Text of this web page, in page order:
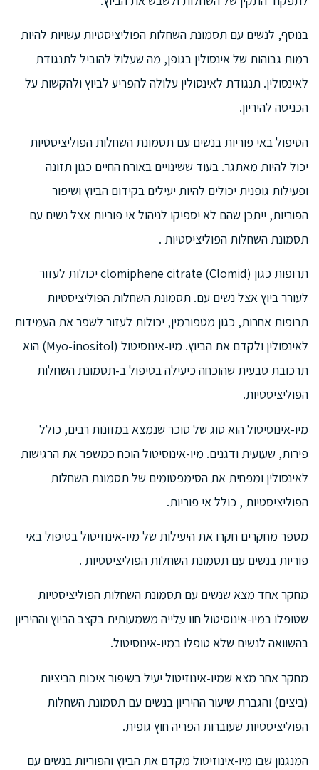
בנוסף, לנשים עם תסמונת השחלות הפוליציסטיות עשויות להיות
רמות גבוהות של אינסולין בגופן, מה שעלול להוביל לתנגודת
לאינסולין. תנגודת לאינסולין עלולה להפריע לביוץ ולהקשות על
הכניסה להיריון.
הטיפול באי פוריות בנשים עם תסמונת השחלות הפוליציסטיות
יכול להיות מאתגר. בעוד ששינויים באורח החיים כגון תזונה
ופעילות גופנית יכולים להיות יעילים בקידום הביוץ ושיפור
הפוריות, ייתכן שהם לא יספיקו לניהול אי פוריות אצל נשים עם
תסמונת השחלות הפוליציסטיות .
תרופות כגון clomiphene citrate (Clomid) יכולות לעזור
לעורר ביוץ אצל נשים עם. תסמונת השחלות הפוליציסטיות
תרופות אחרות, כגון מטפורמין, יכולות לעזור לשפר את העמידות
לאינסולין ולקדם את הביוץ. מיו-אינוסיטול (Myo-inositol) הוא
תרכובת טבעית שהוכחה כיעילה בטיפול ב-תסמונת השחלות
הפוליציסטיות.
מיו-אינוסיטול הוא סוג של סוכר שנמצא במזונות רבים, כולל
פירות, שעועית ודגנים. מיו-אינוסיטול הוכח כמשפר את הרגישות
לאינסולין ומפחית את הסימפטומים של תסמונת השחלות
הפוליציסטיות , כולל אי ​​פוריות.
מספר מחקרים חקרו את היעילות של מיו-אינוזיטול בטיפול באי
פוריות בנשים עם תסמונת השחלות הפוליציסטיות .
מחקר אחד מצא שנשים עם תסמונת השחלות הפוליציסטיות
שטופלו במיו-אינוסיטול חוו עלייה משמעותית בקצב הביוץ וההיריון
בהשוואה לנשים שלא טופלו במיו-אינוסיטול.
מחקר אחר מצא שמיו-אינוזיטול יעיל בשיפור איכות הביציות
(ביצים) והגברת שיעור ההיריון בנשים עם תסמונת השחלות
הפוליציסטיות שעוברות הפריה חוץ גופית.
המנגנון שבו מיו-אינוזיטול מקדם את הביוץ והפוריות בנשים עם